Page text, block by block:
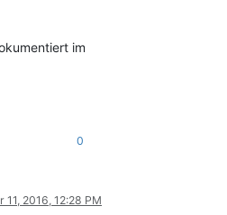
im
0
11, 2016, 12:28 PM